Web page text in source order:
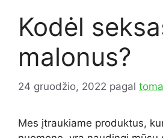
Kodėl
malonus?
24 gruodžio, 2022 pagal
Mes įtraukiame produktus,